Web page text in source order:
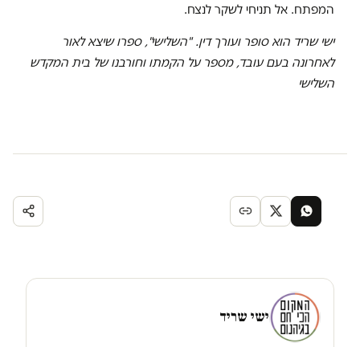
המפתח. אל תניחי לשקר לנצח.
ישי שריד הוא סופר ועורך דין. "השלישי", ספרו שיצא לאור
לאחרונה בעם עובד, מספר על הקמתו וחורבנו של בית המקדש
השלישי
ישי שריד